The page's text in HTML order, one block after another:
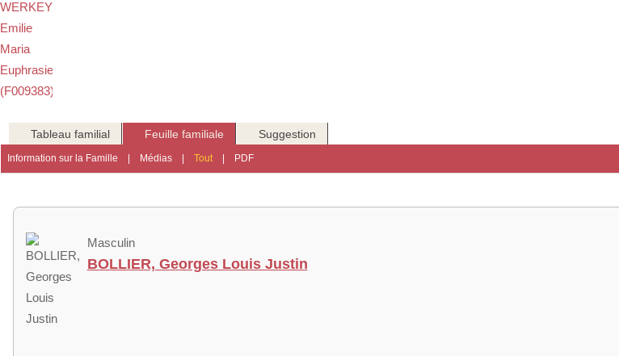
Tableau familial Feuille familiale Suggestion
Information sur la Famille Médias |Tout| PDF
Masculin
BOLLIER, Georges Louis Justin